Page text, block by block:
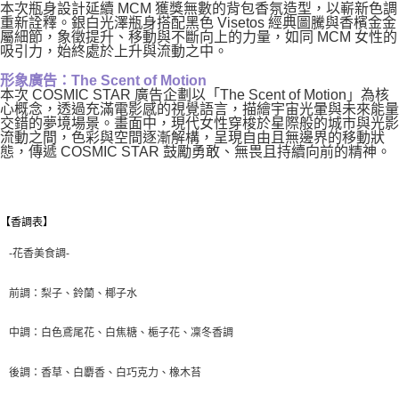
本次瓶身設計延續 MCM 獲獎無數的背包香氛造型，以嶄新色調
重新詮釋。銀白光澤瓶身搭配黑色 Visetos 經典圖騰與香檳金金
屬細節，象徵提升、移動與不斷向上的力量，如同 MCM 女性的
吸引力，始終處於上升與流動之中。
形象廣告：The Scent of Motion
本次 COSMIC STAR 廣告企劃以「The Scent of Motion」為核
心概念，透過充滿電影感的視覺語言，描繪宇宙光暈與未來能量
交錯的夢境場景。畫面中，現代女性穿梭於星際般的城市與光影
流動之間，色彩與空間逐漸解構，呈現自由且無邊界的移動狀
態，傳遞 COSMIC STAR 鼓勵勇敢、無畏且持續向前的精神。
【香調表】
-花香美食調-
前調：梨子、鈴蘭、椰子水
中調：白色鳶尾花、白焦糖、梔子花、凜冬香調
後調：香草、白麝香、白巧克力、橡木苔